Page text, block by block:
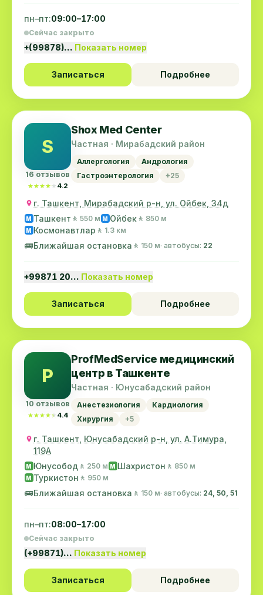
пн–пт:09:00–17:00
Сейчас закрыто
+(99878)… Показать номер
Записаться Подробнее
S
16 отзывов
★★★★★
★★★★★ 4.2
Shox Med Center
Частная · Мирабадский район
Аллергология
Андрология
Гастроэнтерология
+25
г. Ташкент, Мирабадский р-н, ул. Ойбек, 34д
M Ташкент 🚶 550 м M Ойбек 🚶 850 м
M Космонавтлар 🚶 1.3 км
🚌Ближайшая остановка 🚶 150 м· автобусы: 22
+99871 20… Показать номер
Записаться Подробнее
P
10 отзывов
★★★★★
★★★★★ 4.4
ProfMedService медицинский
центр в Ташкенте
Частная · Юнусабадский район
Анестезиология
Кардиология
Хирургия
+5
г. Ташкент, Юнусабадский р-н, ул. А.Тимура,
119A
M Юнусобод 🚶 250 м M Шахристон 🚶 850 м
M Туркистон 🚶 950 м
🚌Ближайшая остановка 🚶 150 м· автобусы: 24, 50, 51
пн–пт:08:00–17:00
Сейчас закрыто
(+99871)… Показать номер
Записаться Подробнее